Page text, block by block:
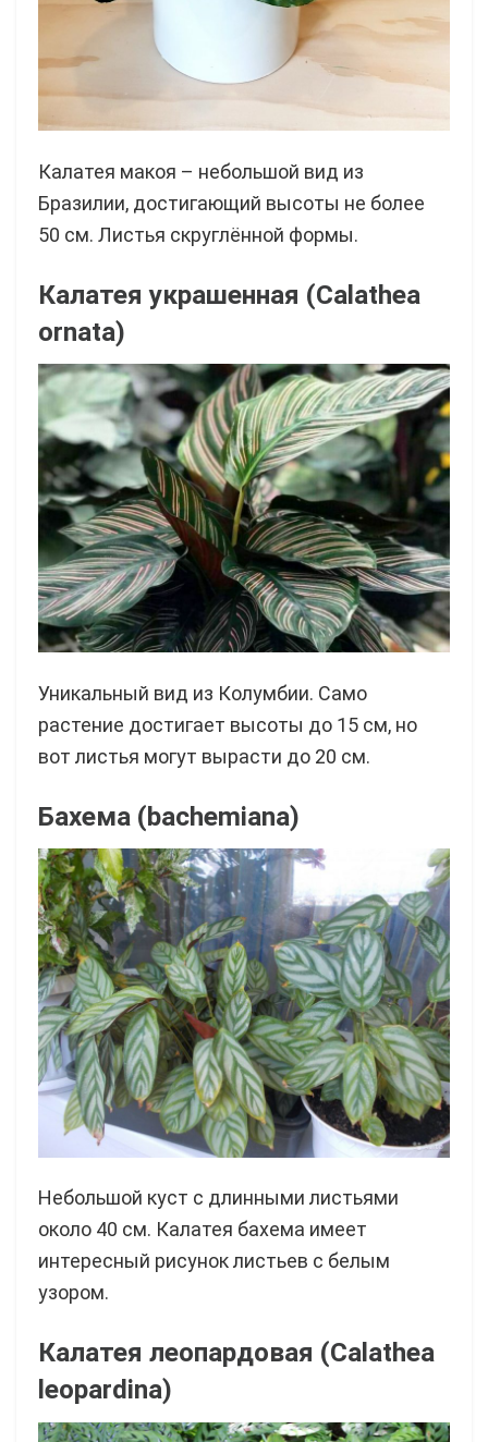
Калатея макоя – небольшой вид из
Бразилии, достигающий высоты не более
50 см. Листья скруглённой формы.
Калатея украшенная (Calathea
ornata)
Уникальный вид из Колумбии. Само
растение достигает высоты до 15 см, но
вот листья могут вырасти до 20 см.
Бахема (bachemiana)
Небольшой куст с длинными листьями
около 40 см. Калатея бахема имеет
интересный рисунок листьев с белым
узором.
Калатея леопардовая (Calathea
leopardina)